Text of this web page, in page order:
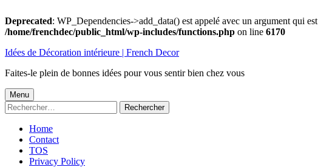
Deprecated: WP_Dependencies->add_data() est appelé avec un argument qui est
/home/frenchdec/public_html/wp-includes/functions.php on line 6170
au
Idées de Décoration intérieure | French Decor
Faites-le plein de bonnes idées pour vous sentir bien chez vous
Menu
principal
Menu
Rechercher :
Home
Contact
TOS
Privacy Policy